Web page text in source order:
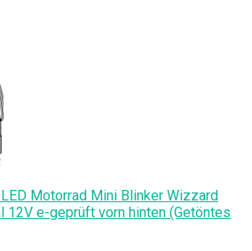
Motorrad Mini Blinker Wizzard
12V e-geprüft vorn hinten (Getöntes